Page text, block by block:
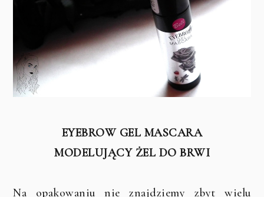
EYEBROW GEL MASCARA
MODELUJĄCY ŻEL DO BRWI
Na opakowaniu nie znajdziemy zbyt wielu